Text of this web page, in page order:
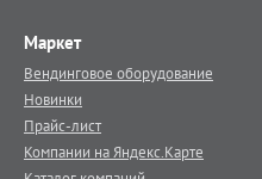
Маркет
Вендинговое оборудование
Новинки
Прайс-лист
Компании на Яндекс.Карте